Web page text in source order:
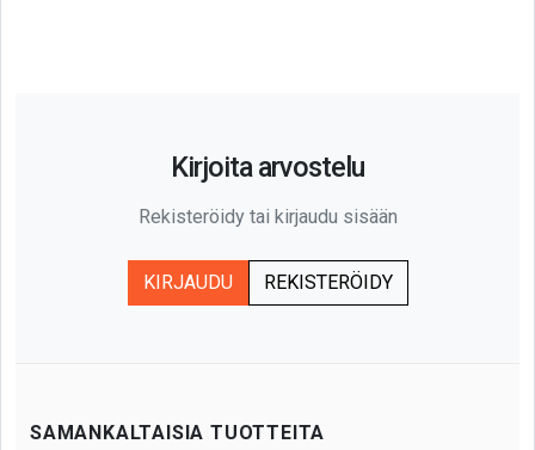
Kirjoita arvostelu
Rekisteröidy tai kirjaudu sisään
KIRJAUDU REKISTERÖIDY
SAMANKALTAISIA TUOTTEITA